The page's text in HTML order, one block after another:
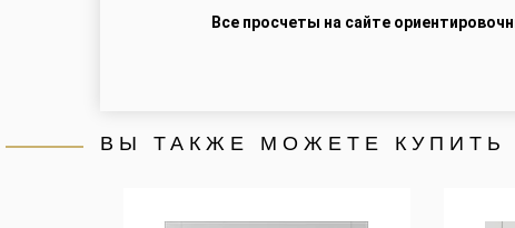
Все просчеты на сайте
ВЫ ТАКЖЕ МОЖЕТЕ КУПИТЬ